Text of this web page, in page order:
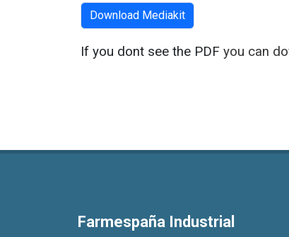
Download Mediakit
If you dont see the PDF you can
Farmespaña Industrial